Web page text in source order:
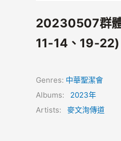
20230507群
11-14、19-22)
Genres: 中華聖潔會
Albums: 2023年
Artists: 麥文洵傳道